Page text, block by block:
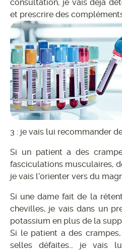
consultation, je vais déjà
et prescrire des c
3 : je vais lui recommander
Si un patient a des
fasciculations musculaires,
je vais l’orienter vers du
Si une dame fait de la
chevilles, je vais dans un
potassium en plus de la
Si le patient a des
selles défaites… je vais